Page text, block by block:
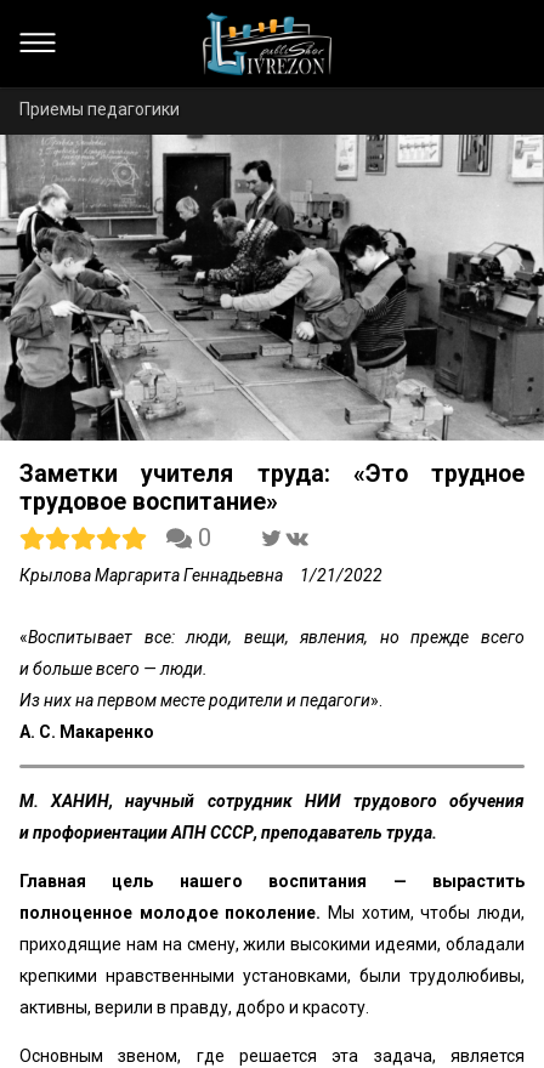
Приемы педагогики
Заметки учителя труда: «Это трудное
трудовое воспитание»
0
Крылова Маргарита Геннадьевна 1/21/2022
«Воспитывает все: люди, вещи, явления, но прежде всего
и больше всего — люди.
Из них на первом месте родители и педагоги».
А. С. Макаренко
М. ХАНИН, научный сотрудник НИИ трудового обучения
и профориентации АПН СССР, преподаватель труда.
Главная цель нашего воспитания — вырастить
полноценное молодое поколение. Мы хотим, чтобы люди,
приходящие нам на смену, жили высокими идеями, обладали
крепкими нравственными установками, были трудолюбивы,
активны, верили в правду, добро и красоту.
Основным звеном, где решается эта задача, является